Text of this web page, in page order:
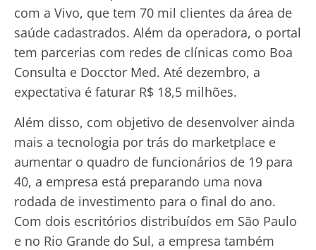
com a Vivo, que tem 70 mil clientes da área de
saúde cadastrados. Além da operadora, o portal
tem parcerias com redes de clínicas como Boa
Consulta e Docctor Med. Até dezembro, a
expectativa é faturar R$ 18,5 milhões.
Além disso, com objetivo de desenvolver ainda
mais a tecnologia por trás do marketplace e
aumentar o quadro de funcionários de 19 para
40, a empresa está preparando uma nova
rodada de investimento para o final do ano.
Com dois escritórios distribuídos em São Paulo
e no Rio Grande do Sul, a empresa também